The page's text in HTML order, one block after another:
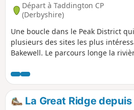
Départ à Taddington CP
(Derbyshire)
Une boucle dans le Peak District
plusieurs des sites les plus
Bakewell. Le parcours longe la
Great Shacklow Wood. La fin de la
difficile, avec une longue montée.
La Great Ridge depuis